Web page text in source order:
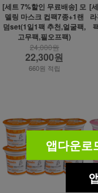
[세트 7%할인 무료배송] 모
델링 마스크 컵팩7종+1랜
덤set(1일1팩 추천,얼굴팩,
고무팩,필오프팩)
24,000원
22,300원
660원 적립
[
앱다운로